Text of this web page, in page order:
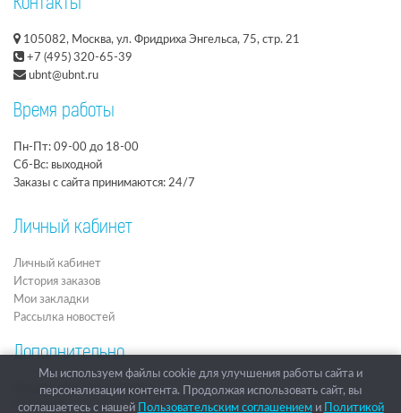
Контакты
105082, Москва, ул. Фридриха Энгельса, 75, стр. 21
+7 (495) 320-65-39
ubnt@ubnt.ru
Время работы
Пн-Пт: 09-00 до 18-00
Сб-Вс: выходной
Заказы с сайта принимаются: 24/7
Личный кабинет
Личный кабинет
История заказов
Мои закладки
Рассылка новостей
Дополнительно
Подарочные сертификаты
Партнёры
Мы используем файлы cookie для улучшения работы сайта и
персонализации контента. Продолжая использовать сайт, вы
соглашаетесь с нашей
Пользовательским соглашениеми Политикой